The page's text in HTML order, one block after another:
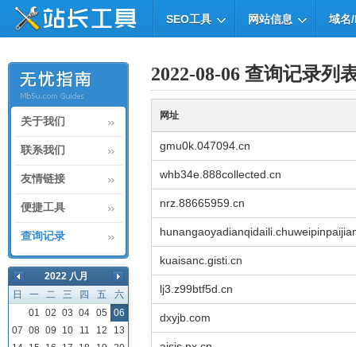
SEO工具 网站信息 域名
关于我们
联系我们
友情链接
便捷工具
查询记录
2022 八月
日
一 二 三 四 五
六
01 02 03 04 05
06
07 08 09 10 11 12
13
2022-08-06 查询记录列
网址
gmu0k.047094.cn
whb34e.888collected.cn
nrz.88665959.cn
kuaisanc.gisti.cn
lj3.z99btf5d.cn
dxyjb.com